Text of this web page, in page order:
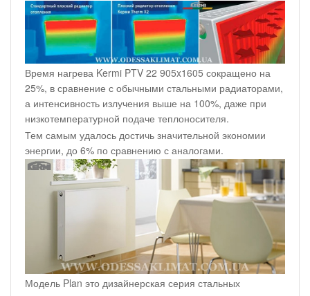
Время нагрева Kermi PTV 22 905x1605 сокращено на
25%, в сравнение с обычными стальными радиаторами,
а интенсивность излучения выше на 100%, даже при
низкотемпературной подаче теплоносителя.
Тем самым удалось достичь значительной экономии
энергии, до 6% по сравнению с аналогами.
Модель Plan это дизайнерская серия стальных